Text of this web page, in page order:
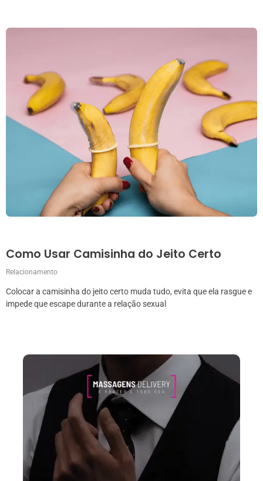
Como Usar Camisinha do Jeito Certo
Relacionamento
Colocar a camisinha do jeito certo muda tudo, evita que ela rasgue e
impede que escape durante a relação sexual